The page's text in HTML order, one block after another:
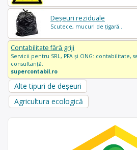
Deșeuri reziduale
Scutece, mucuri de țigară..
Contabilitate fără griji
Servicii pentru SRL, PFA și ONG: contabilitate,
consultanță.
supercontabil.ro
Alte tipuri de deșeuri
Agricultura ecologică